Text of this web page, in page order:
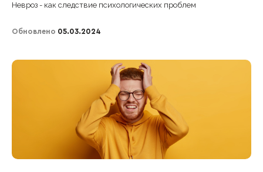
Невроз - как следствие психологических проблем
Обновлено 05.03.2024